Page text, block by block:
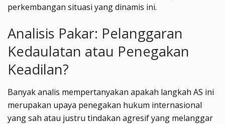
perkembangan situasi yang dinamis ini.
Analisis Pakar: Pelanggaran
Kedaulatan atau Penegakan
Keadilan?
Banyak analis mempertanyakan apakah langkah AS ini
merupakan upaya penegakan hukum internasional
yang sah atau justru tindakan agresif yang melanggar